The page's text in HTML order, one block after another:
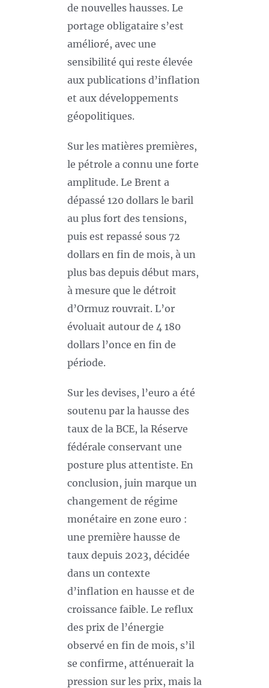
de nouvelles hausses. Le
portage obligataire s’est
amélioré, avec une
sensibilité qui reste élevée
aux publications d’inflation
et aux développements
géopolitiques.
Sur les matières premières,
le pétrole a connu une forte
amplitude. Le Brent a
dépassé 120 dollars le baril
au plus fort des tensions,
puis est repassé sous 72
dollars en fin de mois, à un
plus bas depuis début mars,
à mesure que le détroit
d’Ormuz rouvrait. L’or
évoluait autour de 4 180
dollars l’once en fin de
période.
Sur les devises, l’euro a été
soutenu par la hausse des
taux de la BCE, la Réserve
fédérale conservant une
posture plus attentiste. En
conclusion, juin marque un
changement de régime
monétaire en zone euro :
une première hausse de
taux depuis 2023, décidée
dans un contexte
d’inflation en hausse et de
croissance faible. Le reflux
des prix de l’énergie
observé en fin de mois, s’il
se confirme, atténuerait la
pression sur les prix, mais la